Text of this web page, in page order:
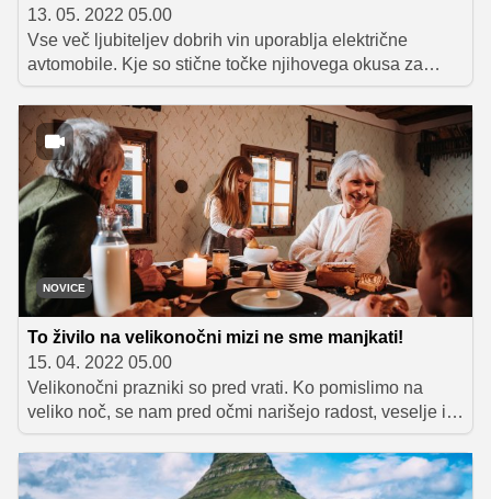
13. 05. 2022 05.00
Vse več ljubiteljev dobrih vin uporablja električne
avtomobile. Kje so stične točke njihovega okusa za
kapljico in za mobilnost, kako se odločajo, kam bodo
zavili, in kje so priložnosti za vinarje?
NOVICE
To živilo na velikonočni mizi ne sme manjkati!
15. 04. 2022 05.00
Velikonočni prazniki so pred vrati. Ko pomislimo na
veliko noč, se nam pred očmi narišejo radost, veselje in
upanje ter bogato obložena miza. Kaj vse sestavlja
tradicionalno velikonočno pojedino in kaj zakaj je ravno
hren, tisti, ki ji doda piko na i?